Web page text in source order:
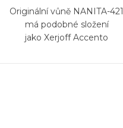
Originální vůně NANITA-421
má podobné složení
jako Xerjoff Accento